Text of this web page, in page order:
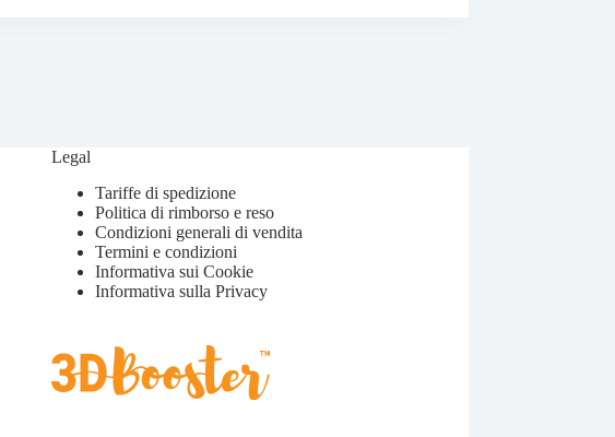
Legal
Tariffe di spedizione
Politica di rimborso e reso
Condizioni generali di vendita
Termini e condizioni
Informativa sui Cookie
Informativa sulla Privacy